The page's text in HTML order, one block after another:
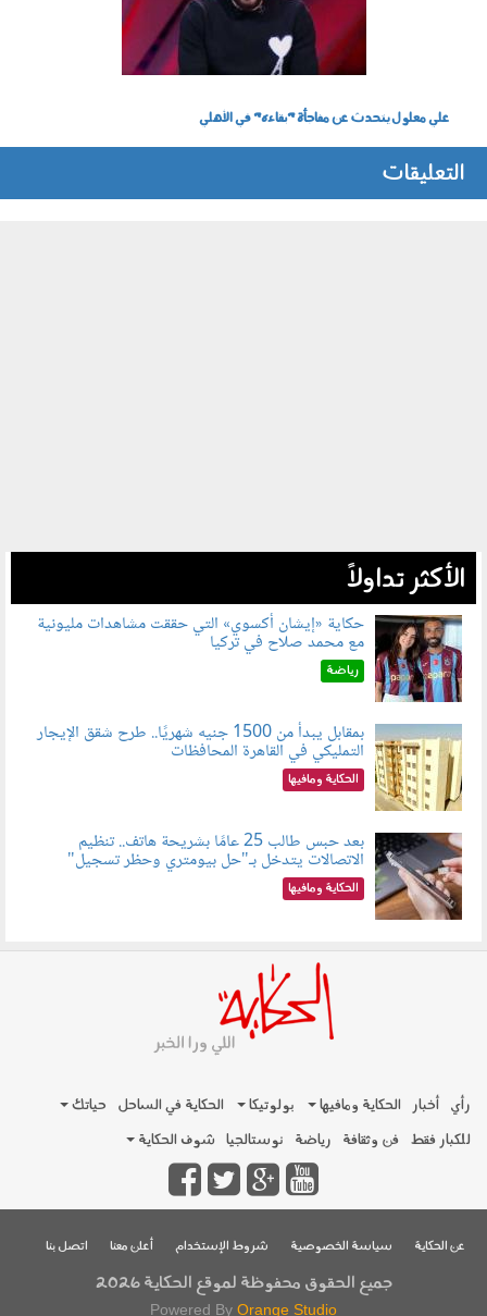
علي معلول يتحدث عن مفاجأة "بقاءه" في الأهلي
التعليقات
الأكثر تداولاً
080802.jpg
حكاية «إيشان أكسوي» التي حققت مشاهدات مليونية
مع محمد صلاح في تركيا
رياضة
080801.jpg
بمقابل يبدأ من 1500 جنيه شهريًا.. طرح شقق الإيجار
التمليكي في القاهرة المحافظات
الحكاية ومافيها
080803.jpg
بعد حبس طالب 25 عامًا بشريحة هاتف.. تنظيم
الاتصالات يتدخل بـ"حل بيومتري وحظر تسجيل"
الحكاية ومافيها
رأي أخبار الحكاية ومافيها بولوتيكا الحكاية في الساحل
حياتك
للكبار فقط فن وثقافة رياضة نوستالجيا شوف الحكاية
عن الحكاية سياسة الخصوصية شروط الإستخدام أعلن معنا اتصل بنا
جميع الحقوق محفوظة لموقع الحكاية 2026
Powered By Orange Studio